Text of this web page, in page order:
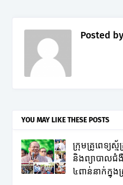
Posted by
YOU MAY LIKE THESE POSTS
ក្រុមគ្រូពេទ្យស្
និងព្យាបាលជំ
៤ពាន់នាក់ក្នុ